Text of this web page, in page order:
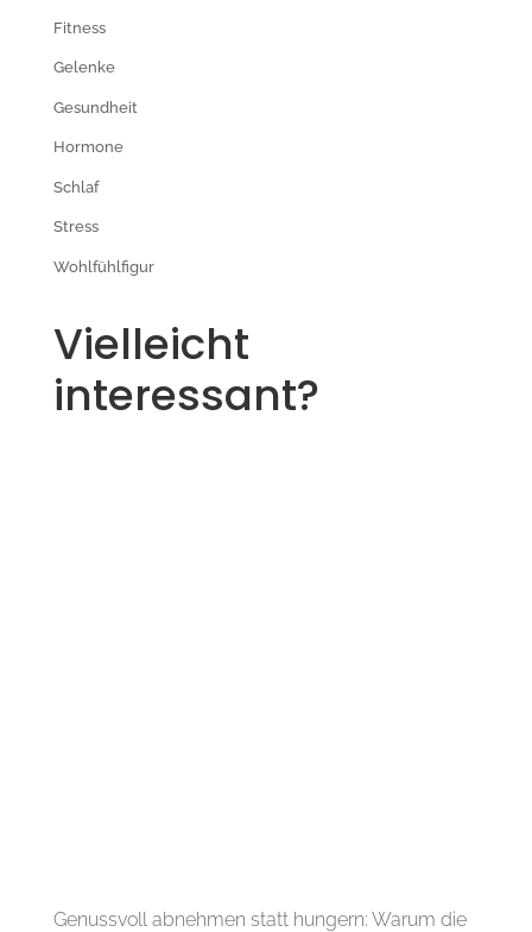
Fitness
Gelenke
Gesundheit
Hormone
Schlaf
Stress
Wohlfühlfigur
Vielleicht
interessant?
Genussvoll abnehmen statt hungern: Warum die